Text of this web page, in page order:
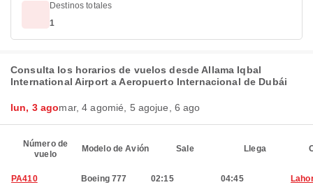
Destinos totales
1
Consulta los horarios de vuelos desde Allama Iqbal
International Airport a Aeropuerto Internacional de Dubái
lun, 3 agomar, 4 agomié, 5 agojue, 6 ago
Número de
vuelo
Modelo de Avión Sale Llega
PA410 Boeing 777 02:15 04:45